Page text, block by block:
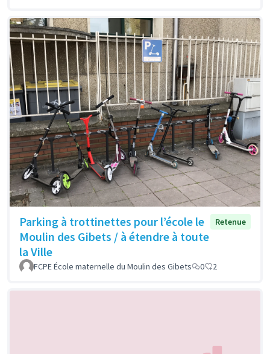
Parking à trottinettes pour l’école le
Moulin des Gibets / à étendre à toute
la Ville
Retenue
FCPE École maternelle du Moulin des Gibets 0 2